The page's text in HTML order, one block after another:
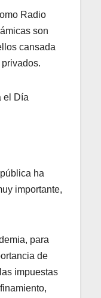
Radio
son
cansada
ha
importante,
para
de
impuestas